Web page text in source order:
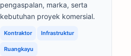
pengaspalan, marka, serta
kebutuhan proyek komersial.
Kontraktor Infrastruktur
Ruangkayu